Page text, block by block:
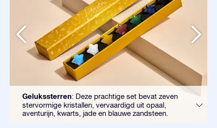
Gelukssterren: Deze prachtige set bevat zeven
stervormige kristallen, vervaardigd uit opaal,
aventurijn, kwarts, jade en blauwe zandsteen.